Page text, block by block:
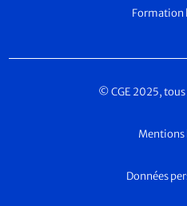
Formation
© CGE 2025,
Mentions
Données